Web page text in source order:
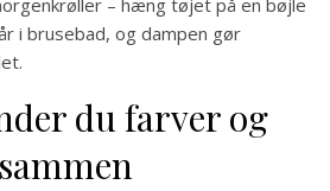
– hæng tøjet på en bøjle
i brusebad, og dampen gør
du farver og